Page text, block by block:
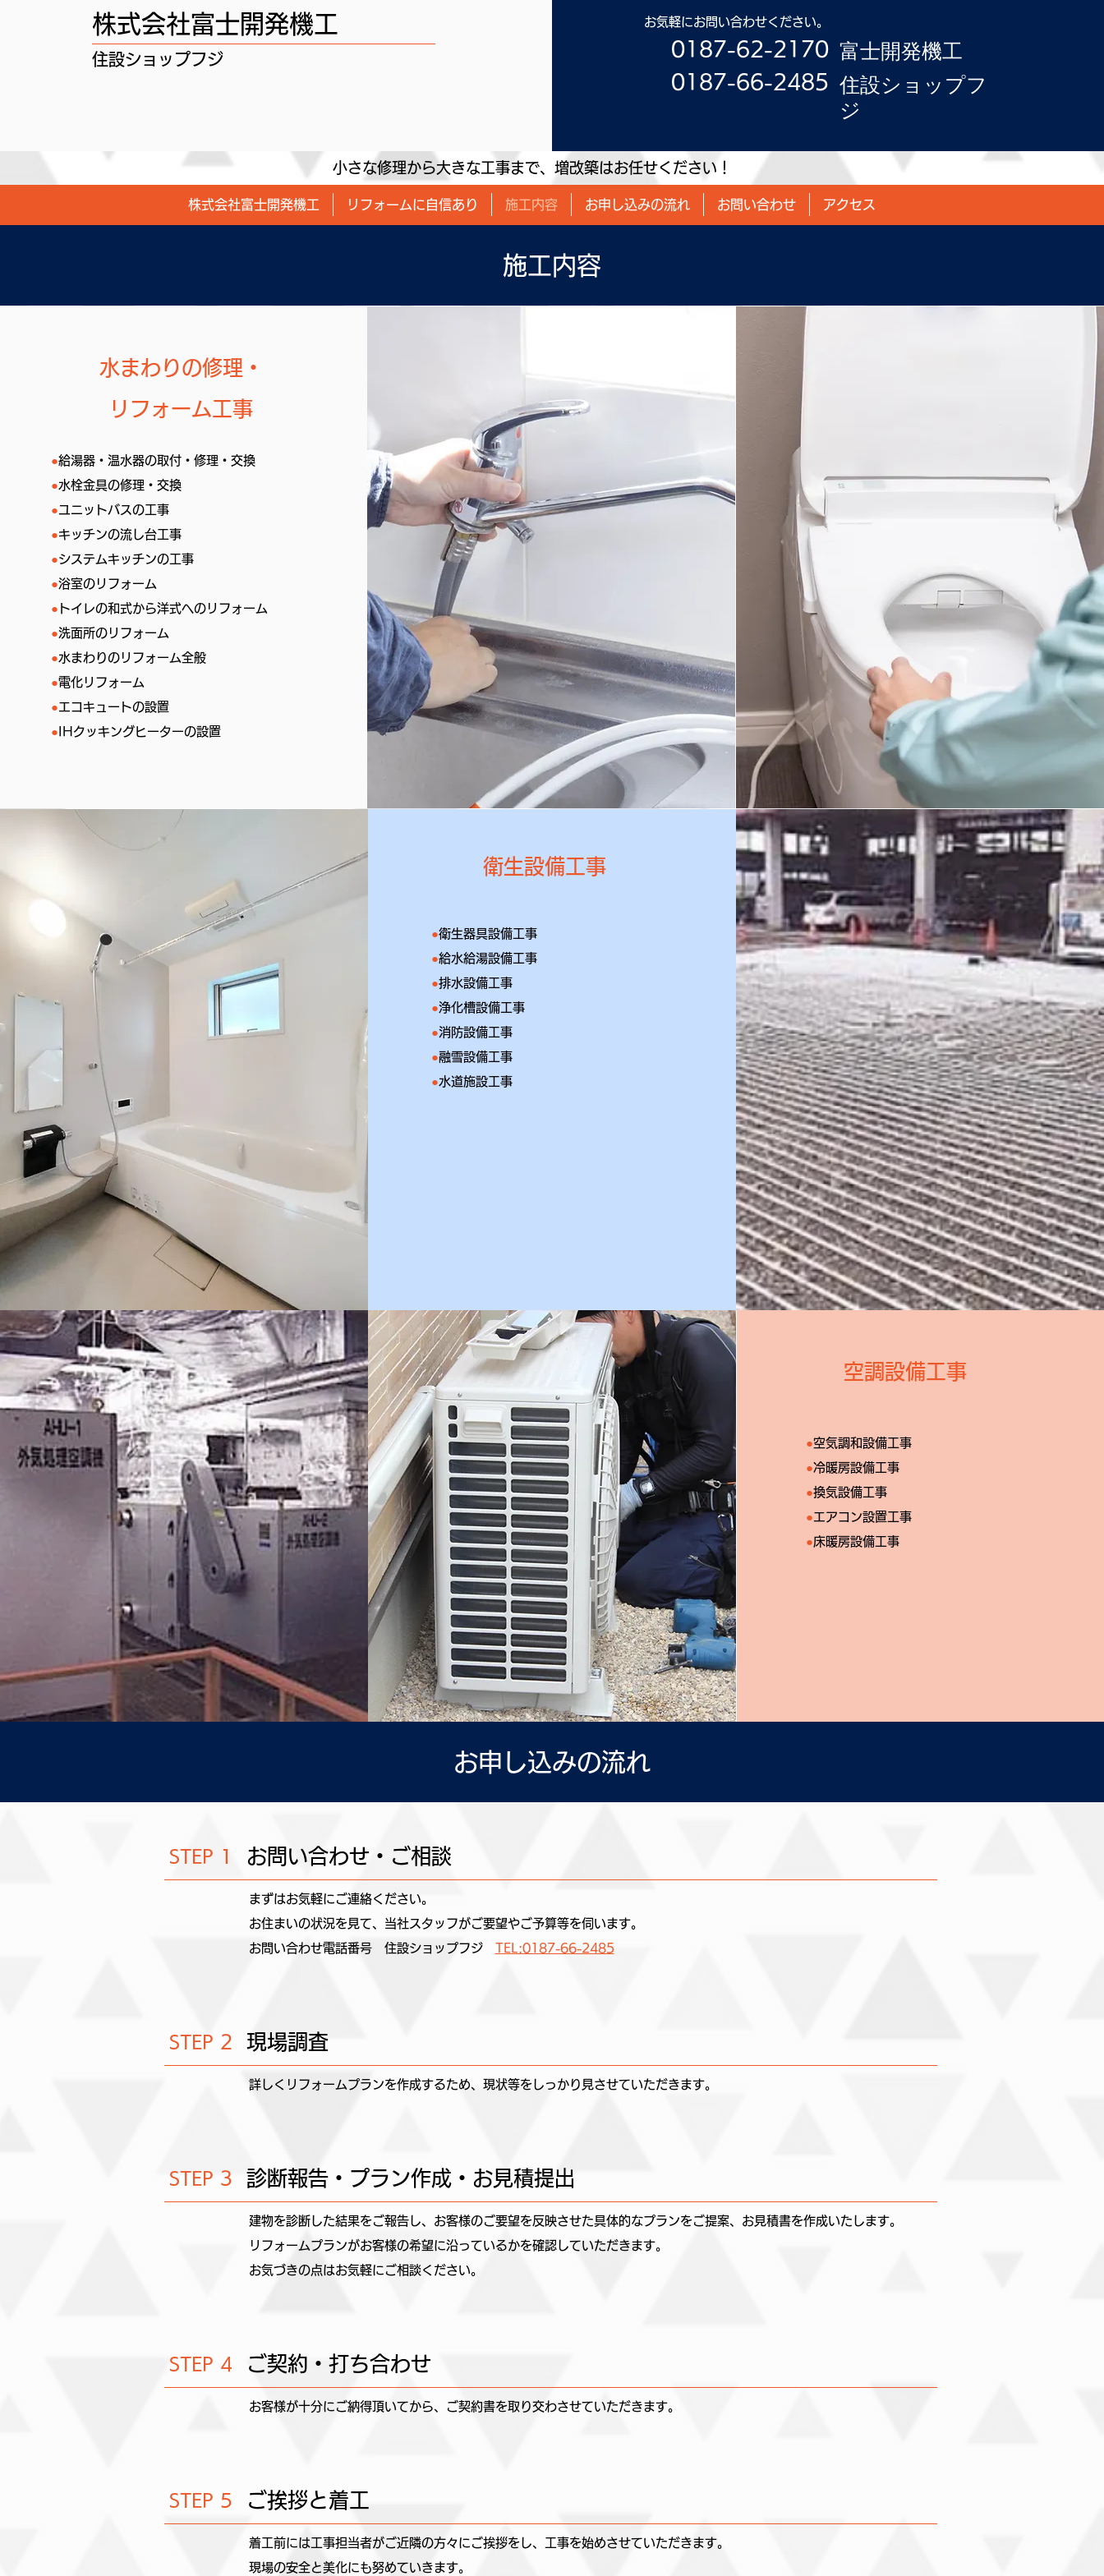
株式会社富士開発機工
​住設ショップフジ
​お気軽にお問い合わせください。
0187-62-2170 ​富士開発機工
0187-66-2485 ​住設ショップフ
ジ
小さな修理から大きな工事まで、増改築はお任せください！
株式会社富士開発機工 リフォームに自信あり 施工内容 お申し込みの流れ お問い合わせ アクセス
施工内容
水まわりの修理・
リフォーム工事
●給湯器・温水器の取付・修理・交換
●水栓金具の修理・交換
●ユニットバスの工事
●キッチンの流し台工事
●システムキッチンの工事
●浴室のリフォーム
● トイレの和式から洋式へのリフォーム
●洗面所のリフォーム
●水まわりのリフォーム全般
●電化リフォーム
●エコキュートの設置
● IHクッキングヒーターの設置
​衛生設備工事
●衛生器具設備工事
●給水給湯設備工事
●排水設備工事
●浄化槽設備工事
●消防設備工事
●融雪設備工事
●水道施設工事
空調設備工事
●空気調和設備工事
●冷暖房設備工事
●換気設備工事
●エアコン設置工事
​●床暖房設備工事
お申し込みの流れ
お問い合わせ・ご相談
STEP 1
まずはお気軽にご連絡ください。
お住まいの状況を見て、当社スタッフがご要望やご予算等を伺います。
​​お問い合わせ電話番号 住設ショップフジ TEL:0187-66-2485
現場調査
STEP 2
詳しくリフォームプランを作成するため、現状等をしっかり見させていただきます。
診断報告・プラン作成・お見積提出
STEP 3
建物を診断した結果をご報告し、お客様のご要望を反映させた具体的なプランをご提案、お見積書を作成いたします。
リフォームプランがお客様の希望に沿っているかを確認していただきます。
お気づきの点はお気軽にご相談ください。
ご契約・打ち合わせ
STEP 4
お客様が十分にご納得頂いてから、ご契約書を取り交わさせていただきます。
ご挨拶と着工
STEP 5
着工前には工事担当者がご近隣の方々にご挨拶をし、工事を始めさせていただきます。
現場の安全と美化にも努めていきます。